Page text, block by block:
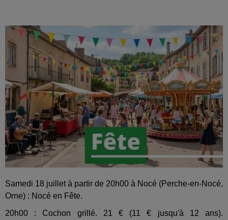
Samedi 18 juillet à partir de 20h00 à Nocé (Perche-en-Nocé,
Orne) : Nocé en Fête.
20h00 : Cochon grillé. 21 € (11 € jusqu'à 12 ans).